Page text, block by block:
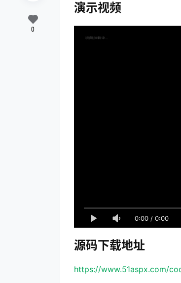
演示视频
0:00 / 0:00
源码下载地址
https://www.51aspx.com/
0